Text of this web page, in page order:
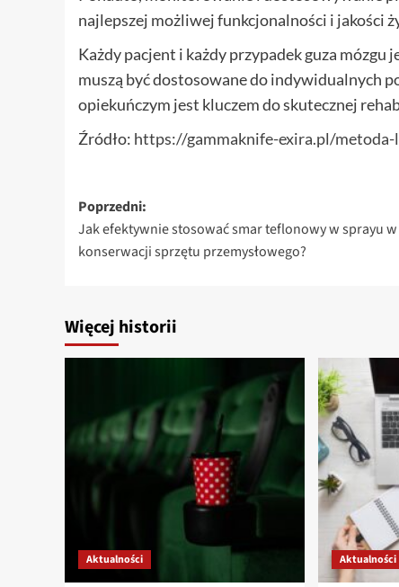
najlepszej możliwej funkcjonalności i jakości
Każdy pacjent i każdy przypadek guza
muszą być dostosowane do indywidualnych
opiekuńczym jest kluczem do skutecznej
Źródło: https://gammaknife-exira.pl/metoda-
Zobacz
wpisy
Poprzedni:
Jak efektywnie stosować smar teflonowy w sprayu w
konserwacji sprzętu przemysłowego?
Więcej historii
Aktualności Aktualności